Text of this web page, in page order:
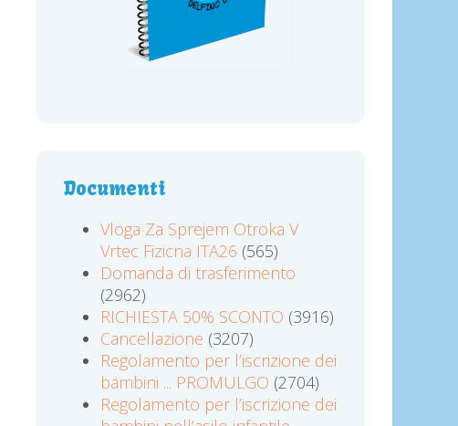
Documenti
Vloga Za Sprejem Otroka V
Vrtec Fizicna ITA26 (565)
Domanda di trasferimento
(2962)
RICHIESTA 50% SCONTO (3916)
Cancellazione (3207)
Regolamento per l’iscrizione dei
bambini ... PROMULGO (2704)
Regolamento per l’iscrizione dei